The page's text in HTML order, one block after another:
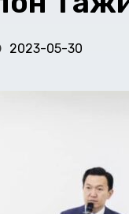
2023-05-30